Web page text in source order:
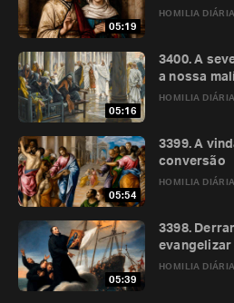
05:19
HOMILIA DIÁRIA
05:16
HOMILIA DIÁRIA
3400. A
a nossa
05:54
HOMILIA DIÁRIA
3399. A
conversão
05:39
HOMILIA DIÁRIA
3398.
evangelizar